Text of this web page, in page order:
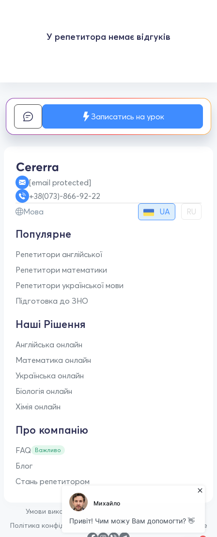
У репетитора немає відгуків
Записатись на урок
[email protected]
+38(073)-866-92-22
Мова
UA RU
Популярне
Репетитори англійської
Репетитори математики
Репетитори української мови
Підготовка до ЗНО
Наші Рішення
Англійська онлайн
Математика онлайн
Українська онлайн
Біологія онлайн
Хімія онлайн
Про компанію
FAQ Важливо
Блог
Стань репетитором
Умови використання
Політика конфіденційності • Політика щодо файлів cookie